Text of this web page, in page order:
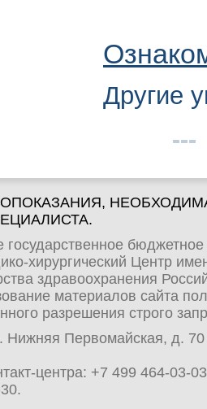
Другие
хирургический Центр
здравоохранения
материалов сайта
разрешения строго
Нижняя Первомайская, д.
центра: +7 499 464-03-03